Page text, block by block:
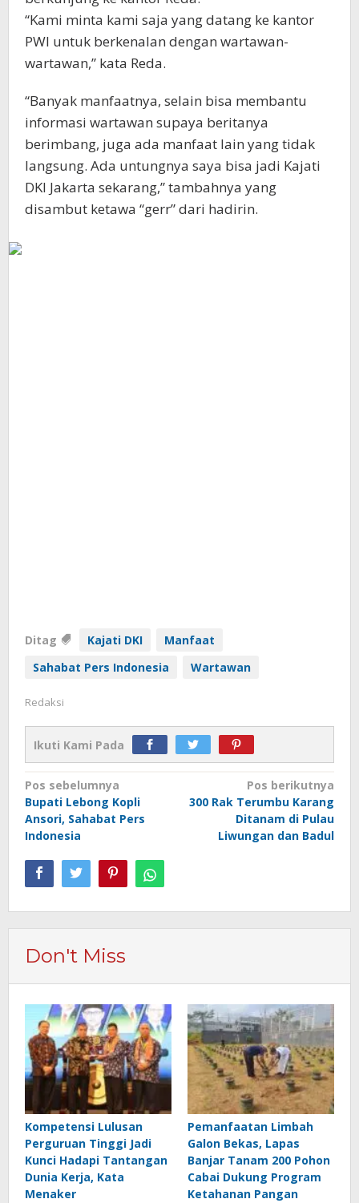
“Kami minta kami saja yang datang ke kantor
PWI untuk berkenalan dengan wartawan-
wartawan,” kata Reda.
“Banyak manfaatnya, selain bisa membantu
informasi wartawan supaya beritanya
berimbang, juga ada manfaat lain yang tidak
langsung. Ada untungnya saya bisa jadi Kajati
DKI Jakarta sekarang,” tambahnya yang
disambut ketawa “gerr” dari hadirin.
Ditag Kajati DKI
Manfaat
Sahabat Pers Indonesia
Wartawan
Redaksi
Ikuti Kami Pada
Navigasi
pos
Pos sebelumnya
Bupati Lebong Kopli
Ansori, Sahabat Pers
Indonesia
Pos berikutnya
300 Rak Terumbu Karang
Ditanam di Pulau
Liwungan dan Badul
Don't Miss
Kompetensi Lulusan
Perguruan Tinggi Jadi
Kunci Hadapi Tantangan
Dunia Kerja, Kata
Menaker
Pemanfaatan Limbah
Galon Bekas, Lapas
Banjar Tanam 200 Pohon
Cabai Dukung Program
Ketahanan Pangan